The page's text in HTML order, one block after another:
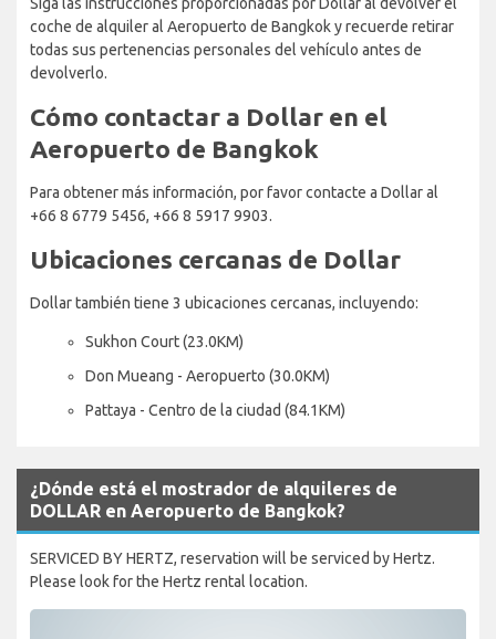
coche de alquiler al Aeropuerto de Bangkok y recuerde retirar
todas sus pertenencias personales del vehículo antes de
devolverlo.
Cómo contactar a Dollar en el
Aeropuerto de Bangkok
Para obtener más información, por favor contacte a Dollar al
+66 8 6779 5456, +66 8 5917 9903.
Ubicaciones cercanas de Dollar
Dollar también tiene 3 ubicaciones cercanas, incluyendo:
Sukhon Court (23.0KM)
Don Mueang - Aeropuerto (30.0KM)
Pattaya - Centro de la ciudad (84.1KM)
¿Dónde está el mostrador de alquileres de
DOLLAR en Aeropuerto de Bangkok?
SERVICED BY HERTZ, reservation will be serviced by Hertz.
Please look for the Hertz rental location.